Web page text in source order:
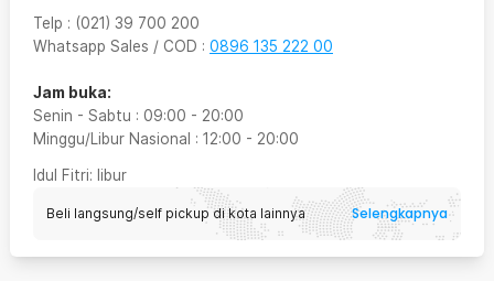
Telp : (021) 39 700 200
Whatsapp Sales / COD : 0896 135 222 00
Jam buka:
Senin - Sabtu : 09:00 - 20:00
Minggu/Libur Nasional : 12:00 - 20:00
Idul Fitri: libur
Beli langsung/self pickup di kota lainnya Selengkapnya